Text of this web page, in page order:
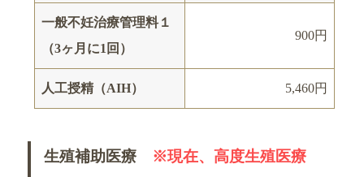
一般不妊治療管理料１
（3ヶ月に1回）
900円
人工授精（AIH） 5,460円
生殖補助医療 ※現在、高度生殖医療